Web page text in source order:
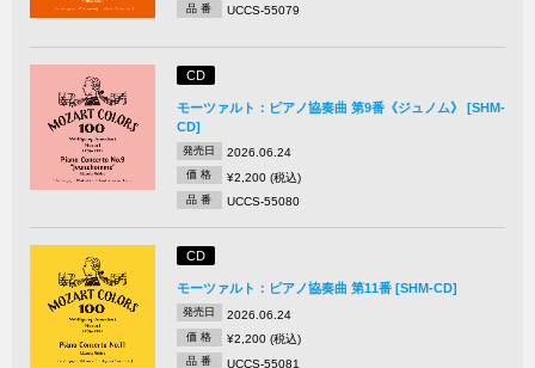
品 番 UCCS-55079
CD
モーツァルト：ピアノ協奏曲 第9番《ジュノム》 [SHM-
CD]
発売日 2026.06.24
価 格 ¥2,200 (税込)
品 番 UCCS-55080
CD
モーツァルト：ピアノ協奏曲 第11番 [SHM-CD]
発売日 2026.06.24
価 格 ¥2,200 (税込)
品 番 UCCS-55081